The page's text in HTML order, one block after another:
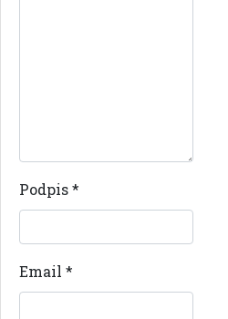
Podpis*
Email *